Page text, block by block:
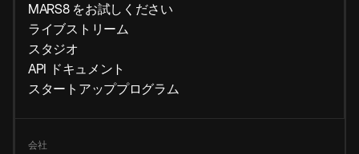
MARS8 をお試しください
ライブストリーム
スタジオ
API ドキュメント
スタートアッププログラム
会社